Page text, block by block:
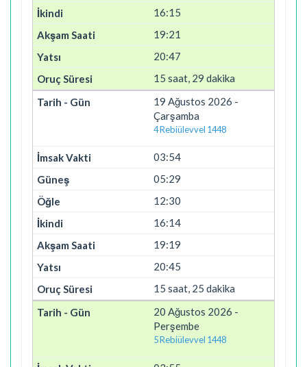
16:15
19:21
20:47
15 saat, 29 dakika
19 Ağustos 2026 -
Çarşamba
4 Rebiülevvel 1448
03:54
05:29
12:30
16:14
19:19
20:45
15 saat, 25 dakika
20 Ağustos 2026 -
Perşembe
5 Rebiülevvel 1448